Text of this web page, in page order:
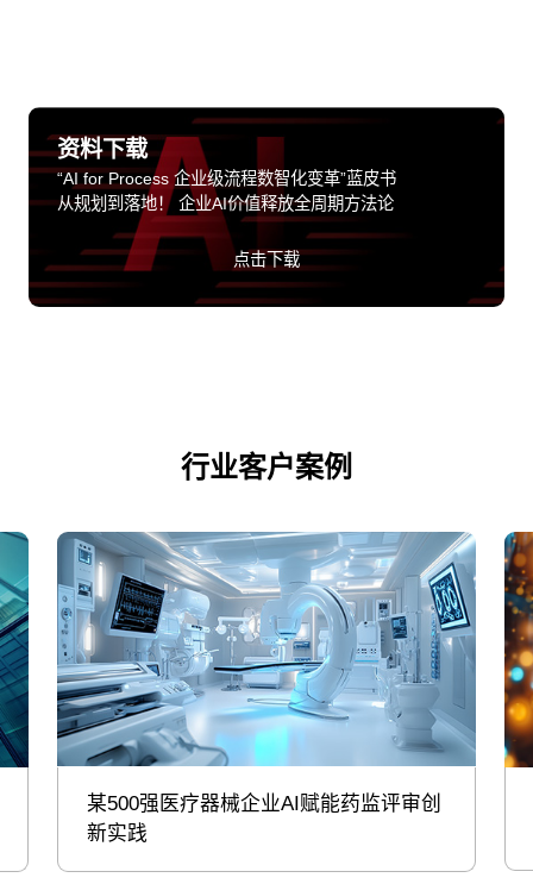
资料下载
“AI for Process 企业级流程数智化变革”蓝皮书
从规划到落地！ 企业AI价值释放全周期方法论
点击下载
行业客户案例
某500强医疗器械企业AI赋能药监评审创
新实践